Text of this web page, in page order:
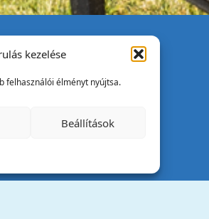
kezelése
felhasználói élményt nyújtsa.
Beállítások
tér 1.
078